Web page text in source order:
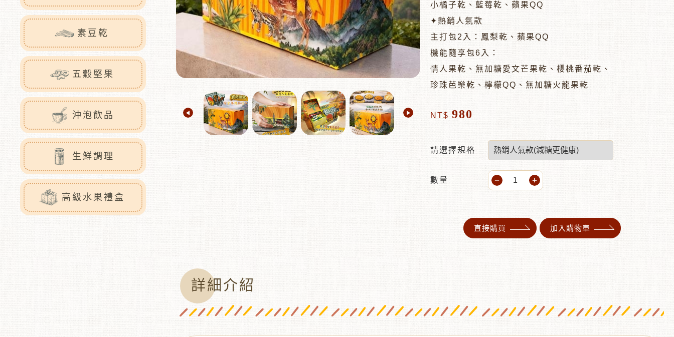
素豆乾
五穀堅果
沖泡飲品
生鮮調理
高級水果禮盒
小橘子乾、藍莓乾、蘋果QQ
✦熱銷人氣款
主打包2入：鳳梨乾、蘋果QQ
機能隨享包6入：
情人果乾、無加糖愛文芒果乾、櫻桃番茄乾、
珍珠芭樂乾、檸檬QQ、無加糖火龍果乾
NT$ 980
請選擇規格
數量
直接購買 加入購物車
詳細介紹